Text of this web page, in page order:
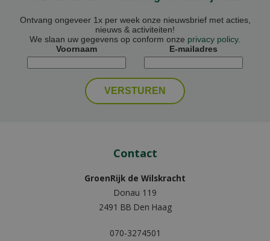
Ontvang ongeveer 1x per week onze nieuwsbrief met acties,
nieuws & activiteiten!
We slaan uw gegevens op conform onze privacy policy.
Voornaam
E-mailadres
Contact
GroenRijk de Wilskracht
Donau 119
2491 BB Den Haag
070-3274501